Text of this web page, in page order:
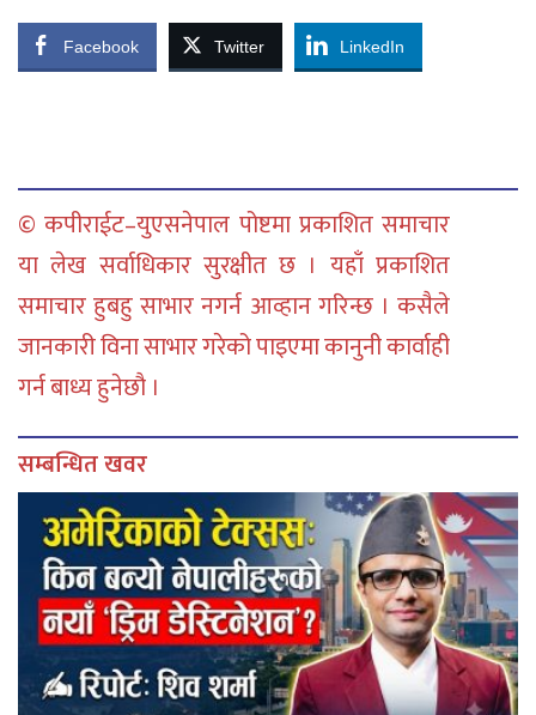
Facebook Twitter LinkedIn
© कपीराईट–युएसनेपाल पोष्टमा प्रकाशित समाचार
या लेख सर्वाधिकार सुरक्षीत छ । यहाँ प्रकाशित
समाचार हुबहु साभार नगर्न आव्हान गरिन्छ । कसैले
जानकारी विना साभार गरेको पाइएमा कानुनी कार्वाही
गर्न बाध्य हुनेछौ ।
सम्बन्धित खवर